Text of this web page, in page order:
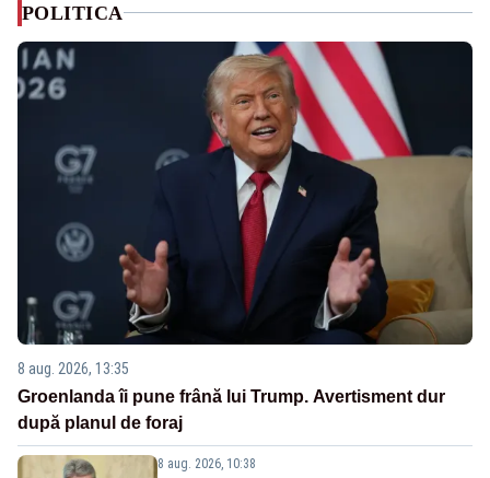
POLITICA
8 aug. 2026, 13:35
Groenlanda îi pune frână lui Trump. Avertisment dur
după planul de foraj
8 aug. 2026, 10:38